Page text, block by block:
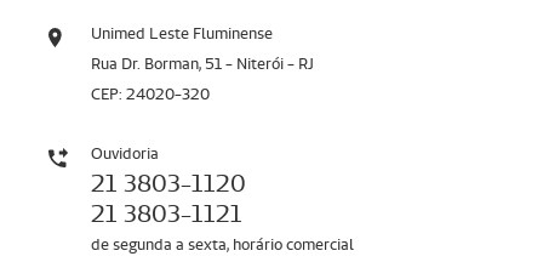
Unimed Leste Fluminense
Rua Dr. Borman, 51 - Niterói - RJ
CEP: 24020-320
Ouvidoria
21 3803-1120
21 3803-1121
de segunda a sexta, horário comercial